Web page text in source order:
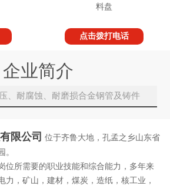
料盘
点击拨打电话
企业简介
、耐腐蚀、耐磨损合金钢管及铸件
限公司 位于齐鲁大地，孔孟之乡山东省
。
位所需要的职业技能和综合能力，多年来
力，矿山，建材，煤炭，造纸，核工业，